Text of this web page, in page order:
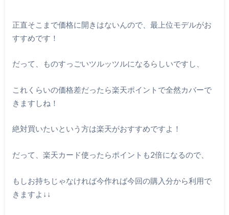
正直そこまで価格に開きはないんので、最上位モデルがお
すすめです！
だって、ものすっごいツルッツルになるらしいですし、
これくらいの価格差だったら楽天ポイントで全然カバーで
きますしね！
絶対買いたいという方は楽天がおすすめですよ！
だって、楽天カード使ったらポイントも2倍になるので、
もしお持ちじゃなければ今作れば今回の購入分から利用で
きますよ↓↓